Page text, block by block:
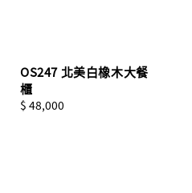
OS247 北美白橡木大餐
櫃
Regular
$ 48,000